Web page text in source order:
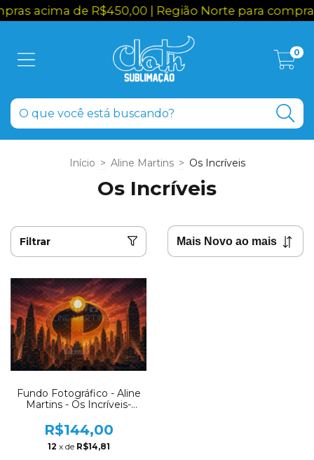
acima de R$450,00 | Região Norte para
0
Início > Aline Martins > Os Incríveis
Os Incríveis
Filtrar
Fundo Fotográfico - Aline
Martins - Os Incríveis-
R$144,00
12 x de R$14,81